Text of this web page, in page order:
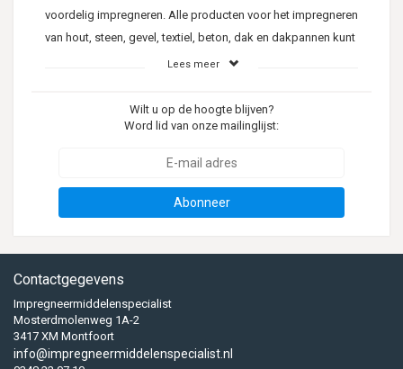
voordelig impregneren. Alle producten voor het impregneren
van hout, steen, gevel, textiel, beton, dak en dakpannen kunt
u eenvoudig bestellen in onze webshop. De
groeiende webwinkels op het gebied van
impregneermiddelen en aanverwante producten voor
Binnen en buiten impregneren
de ImpregneermiddelenSpecialist.nl weet u dat u kwaliteit
krijgt, want wij zijn specialist in het aanbieden van
impregneermiddelen voor gevelonderhoud, gevelherstel,
gevelreiniging van hoge kwaliteit.
Lees meer
Wilt u op de hoogte blijven?
Word lid van onze mailinglijst:
Abonneer
Contactgegevens
Impregneermiddelenspecialist
Mosterdmolenweg 1A-2
3417 XM Montfoort
info@impregneermiddelenspecialist.nl